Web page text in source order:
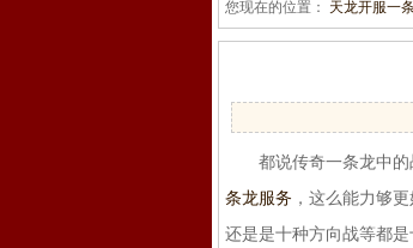
您现在的位置： 天龙开服一
都说传奇一条龙中的
条龙服务 ，这么能力够
还是是十种方向战等都